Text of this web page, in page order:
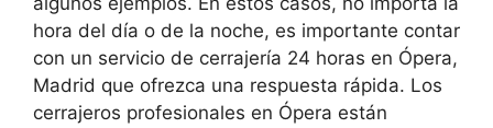
hora del día o de la noche, es importante contar
con un servicio de cerrajería 24 horas en Ópera,
Madrid que ofrezca una respuesta rápida. Los
cerrajeros profesionales en Ópera están